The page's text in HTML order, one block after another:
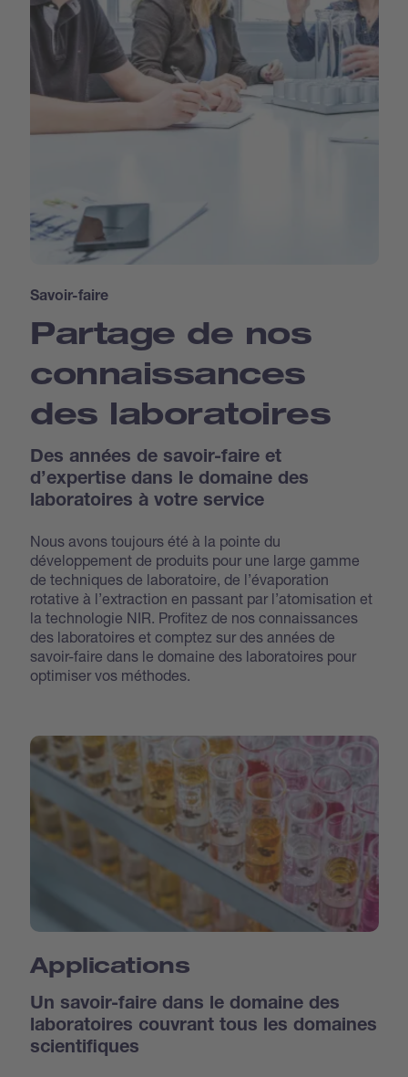
Savoir-faire
Partage de nos
connaissances
des laboratoires
Des années de savoir-faire et
d’expertise dans le domaine des
laboratoires à votre service
Nous avons toujours été à la pointe du
développement de produits pour une large gamme
de techniques de laboratoire, de l’évaporation
rotative à l’extraction en passant par l’atomisation et
la technologie NIR. Profitez de nos connaissances
des laboratoires et comptez sur des années de
savoir-faire dans le domaine des laboratoires pour
optimiser vos méthodes.
Applications
Un savoir-faire dans le domaine des
laboratoires couvrant tous les domaines
scientifiques